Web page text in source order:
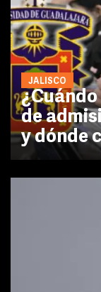
JALISCO
de
y dónde